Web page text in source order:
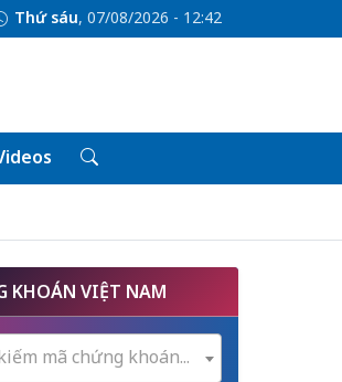
Thứ sáu, 07/08/2026 - 12:42
KHOÁN VIỆT NAM
mã chứng khoán...